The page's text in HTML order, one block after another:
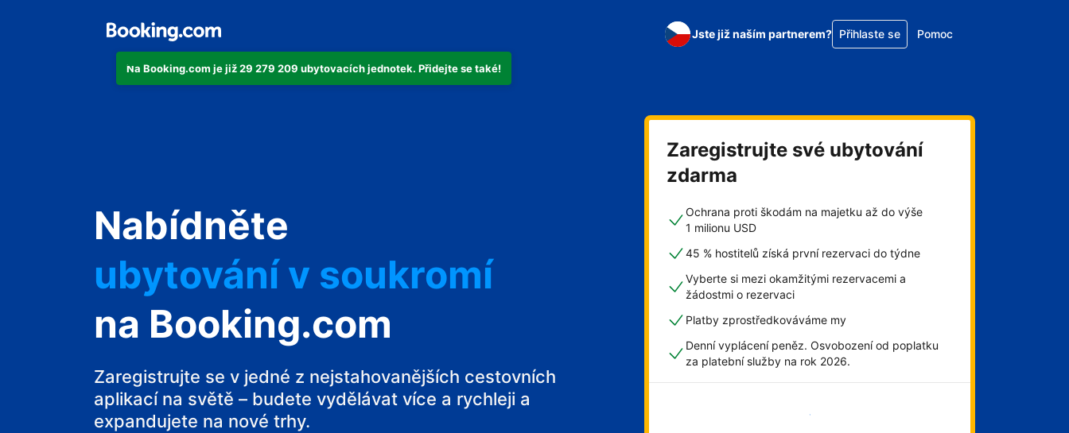
Na Booking.com je již 29 279 209 ubytovacích jednotek. Přidejte se také!
Jste již naším partnerem? Přihlaste se Pomoc
Nabídněte
svůj hotel
ubytování v soukromí
svůj penzion
svou chatu
na Booking.com
Zaregistrujte se v jedné z nejstahovanějších cestovních
aplikací na světě – budete vydělávat více a rychleji a
expandujete na nové trhy.
Zaregistrujte své ubytování
zdarma
Ochrana proti škodám na majetku až do výše
1 milionu USD
45 % hostitelů získá první rezervaci do týdne
Vyberte si mezi okamžitými rezervacemi a
žádostmi o rezervaci
Platby zprostředkováváme my
Denní vyplácení peněz. Osvobození od poplatku
za platební služby na rok 2026.
Začít hned